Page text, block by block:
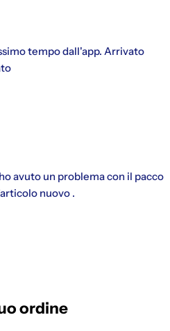
tempo dall'app. Arrivato
avuto un problema con il pacco
nuovo .
ordine